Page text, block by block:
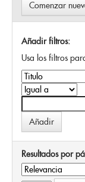
Comenzar
Añadir filtros:
Usa los filtros
Resultados por